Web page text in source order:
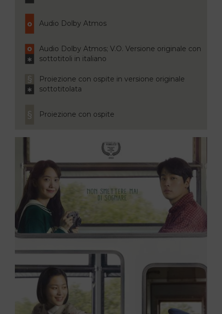
Audio Dolby Atmos
Audio Dolby Atmos; V.O. Versione originale con
sottotitoli in italiano
Proiezione con ospite in versione originale
sottotitolata
Proiezione con ospite